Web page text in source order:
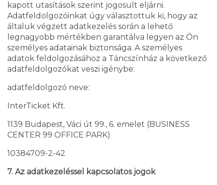
kapott utasítások szerint jogosult eljárni.
Adatfeldolgozóinkat úgy választottuk ki, hogy az
általuk végzett adatkezelés során a lehető
legnagyobb mértékben garantálva legyen az Ön
személyes adatainak biztonsága. A személyes
adatok feldolgozásához a Táncszínház a következő
adatfeldolgozókat veszi igénybe:
adatfeldolgozó neve:
InterTicket Kft.
1139 Budapest, Váci út 99., 6. emelet (BUSINESS
CENTER 99 OFFICE PARK)
10384709-2-42
7. Az adatkezeléssel kapcsolatos jogok